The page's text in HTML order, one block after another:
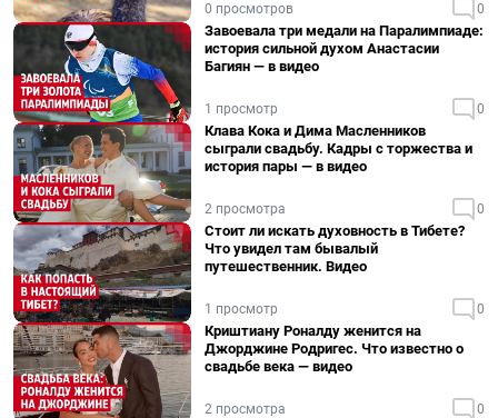
0 просмотров 0
Завоевала три медали на Паралимпиаде:
история сильной духом Анастасии
Багиян — в видео
1 просмотр 0
Клава Кока и Дима Масленников
сыграли свадьбу. Кадры с торжества и
история пары — в видео
2 просмотра 0
Стоит ли искать духовность в Тибете?
Что увидел там бывалый
путешественник. Видео
1 просмотр 0
Криштиану Роналду женится на
Джорджине Родригес. Что известно о
свадьбе века — видео
2 просмотра 0